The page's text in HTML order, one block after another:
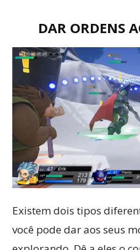
DAR ORDENS
Existem dois tipos
você pode dar aos seus